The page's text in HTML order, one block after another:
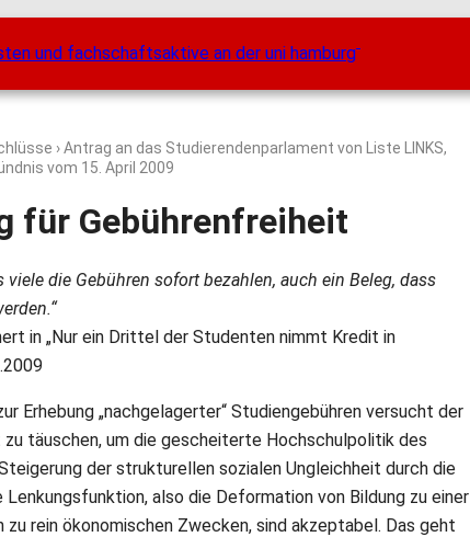
› Antrag an das Studierendenparlament von Liste LINKS,
vom 15. April 2009
für Gebührenfreiheit
viele die Gebühren sofort bezahlen, auch ein Beleg, dass
in „Nur ein Drittel der Studenten nimmt Kredit in
Erhebung „nachgelagerter“ Studiengebühren versucht der
täuschen, um die gescheiterte Hochschulpolitik des
der strukturellen sozialen Ungleichheit durch die
Lenkungsfunktion, also die Deformation von Bildung zu einer
rein ökonomischen Zwecken, sind akzeptabel. Das geht